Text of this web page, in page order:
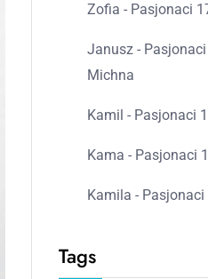
Zofia - Pasjonaci
Janusz -
Michna
Kamil - Pasjonaci
Kama - Pasjonaci
Kamila -
Tags